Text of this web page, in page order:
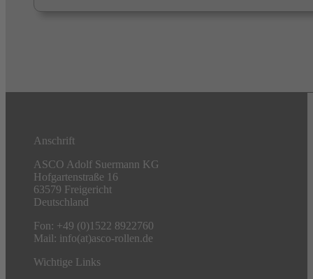
Anschrift
ASCO Adolf Suermann KG
Hofgartenstraße 16
63579 Freigericht
Deutschland
Fon: +49 (0)1522 8922760
Mail: info(at)asco-rollen.de
Wichtige Links